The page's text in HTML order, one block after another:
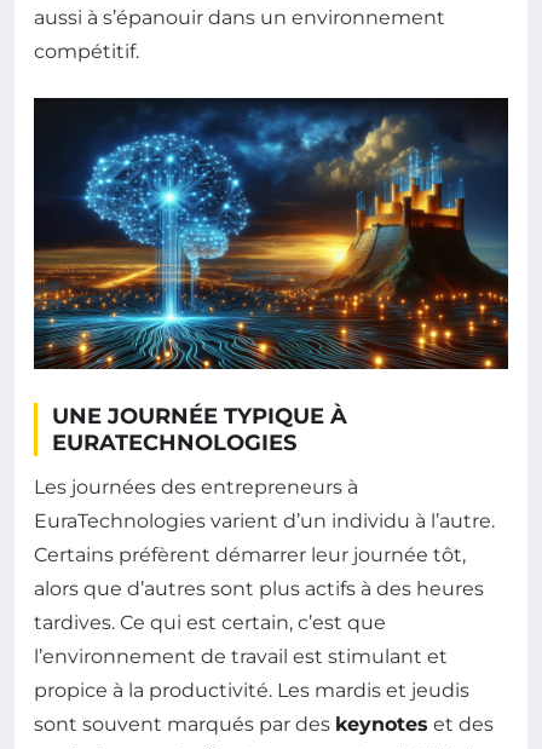
aussi à s’épanouir dans un environnement
compétitif.
UNE JOURNÉE TYPIQUE À
EURATECHNOLOGIES
Les journées des entrepreneurs à
EuraTechnologies varient d’un individu à l’autre.
Certains préfèrent démarrer leur journée tôt,
alors que d’autres sont plus actifs à des heures
tardives. Ce qui est certain, c’est que
l’environnement de travail est stimulant et
propice à la productivité. Les mardis et jeudis
sont souvent marqués par des keynotes et des